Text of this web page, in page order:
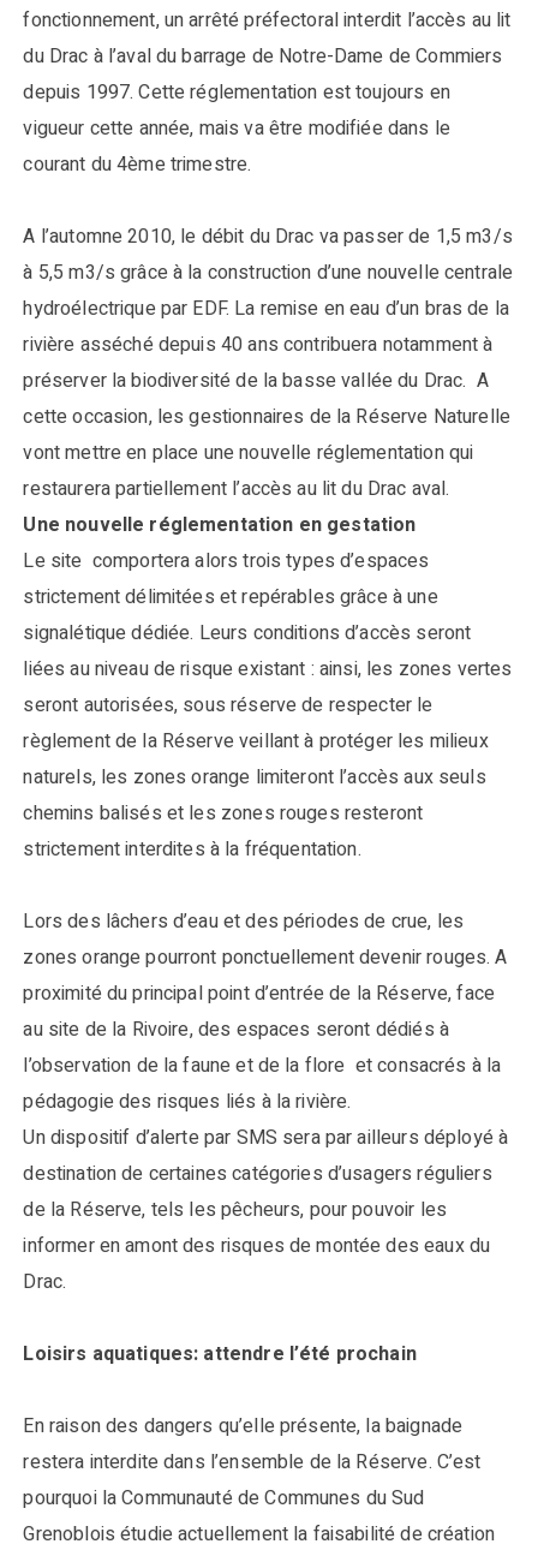
fonctionnement, un arrêté préfectoral interdit l’accès au lit
du Drac à l’aval du barrage de Notre-Dame de Commiers
depuis 1997. Cette réglementation est toujours en
vigueur cette année, mais va être modifiée dans le
courant du 4ème trimestre.
A l’automne 2010, le débit du Drac va passer de 1,5 m3/s
à 5,5 m3/s grâce à la construction d’une nouvelle centrale
hydroélectrique par EDF. La remise en eau d’un bras de la
rivière asséché depuis 40 ans contribuera notamment à
préserver la biodiversité de la basse vallée du Drac. A
cette occasion, les gestionnaires de la Réserve Naturelle
vont mettre en place une nouvelle réglementation qui
restaurera partiellement l’accès au lit du Drac aval.
Une nouvelle réglementation en gestation
Le site comportera alors trois types d’espaces
strictement délimitées et repérables grâce à une
signalétique dédiée. Leurs conditions d’accès seront
liées au niveau de risque existant : ainsi, les zones vertes
seront autorisées, sous réserve de respecter le
règlement de la Réserve veillant à protéger les milieux
naturels, les zones orange limiteront l’accès aux seuls
chemins balisés et les zones rouges resteront
strictement interdites à la fréquentation.
Lors des lâchers d’eau et des périodes de crue, les
zones orange pourront ponctuellement devenir rouges. A
proximité du principal point d’entrée de la Réserve, face
au site de la Rivoire, des espaces seront dédiés à
l’observation de la faune et de la flore et consacrés à la
pédagogie des risques liés à la rivière.
Un dispositif d’alerte par SMS sera par ailleurs déployé à
destination de certaines catégories d’usagers réguliers
de la Réserve, tels les pêcheurs, pour pouvoir les
informer en amont des risques de montée des eaux du
Drac.
Loisirs aquatiques: attendre l’été prochain
En raison des dangers qu’elle présente, la baignade
restera interdite dans l’ensemble de la Réserve. C’est
pourquoi la Communauté de Communes du Sud
Grenoblois étudie actuellement la faisabilité de création